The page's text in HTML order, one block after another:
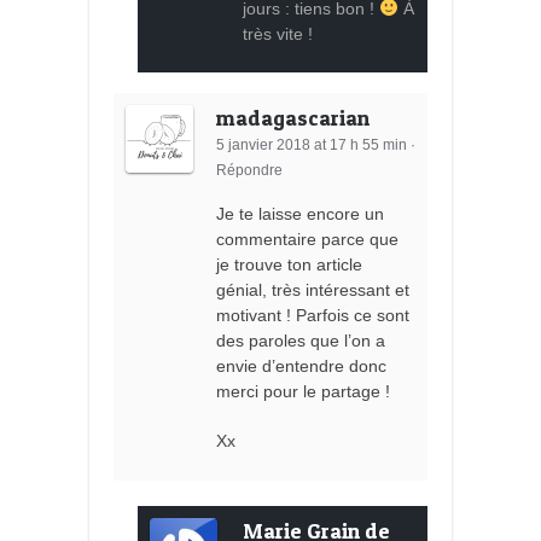
jours : tiens bon !
À
très vite !
madagascarian
5 janvier 2018 at 17 h 55 min ·
Répondre
Je te laisse encore un
commentaire parce que
je trouve ton article
génial, très intéressant et
motivant ! Parfois ce sont
des paroles que l’on a
envie d’entendre donc
merci pour le partage !
Xx
Marie Grain de